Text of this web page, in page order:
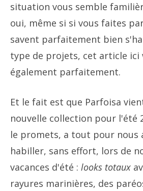
situation vous semble
oui, même si si vous faites
savent parfaitement bien
type de projets, cet article ici
également parfaitement.
Et le fait est que Parfoisa
nouvelle collection pour l'été
le promets, a tout pour nous
habiller, sans effort, lors de
vacances d'été : looks totaux
rayures marinières, des